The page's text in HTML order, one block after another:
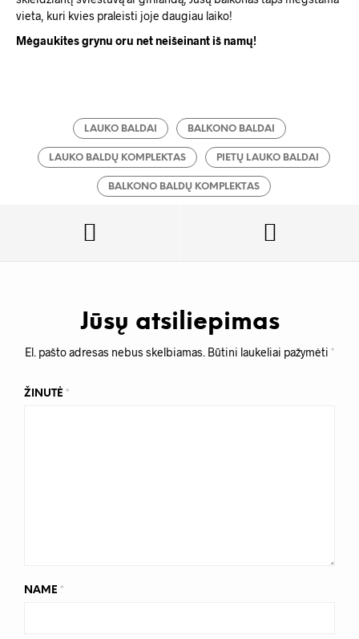
vieta, kuri kvies praleisti joje daugiau laiko!
Mėgaukites grynu oru net neišeinant iš namų!
LAUKO BALDAI BALKONO BALDAI
LAUKO BALDŲ KOMPLEKTAS PIETŲ LAUKO BALDAI
BALKONO BALDŲ KOMPLEKTAS
Jūsų atsiliepimas
El. pašto adresas nebus skelbiamas. Būtini laukeliai pažymėti *
ŽINUTĖ *
NAME *